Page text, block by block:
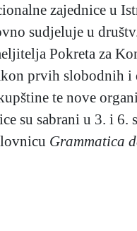
zajednice u
sudjeluje u
Pokreta za
prvih slobodnih
te nove
su sabrani u 3. i
Grammatica